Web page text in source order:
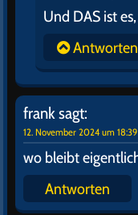
Und DAS ist
Antworten
franksagt:
12. November 2024 um
wo bleibt
Antworten